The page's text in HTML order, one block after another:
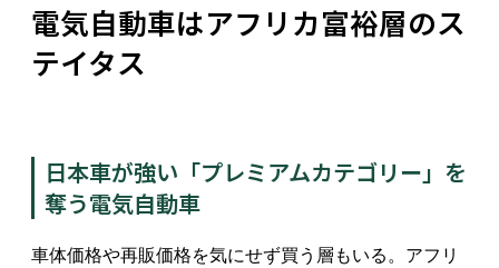
電気自動車はアフリカ富裕層のス
テイタス
日本車が強い「プレミアムカテゴリー」を
奪う電気自動車
車体価格や再販価格を気にせず買う層もいる。アフリ